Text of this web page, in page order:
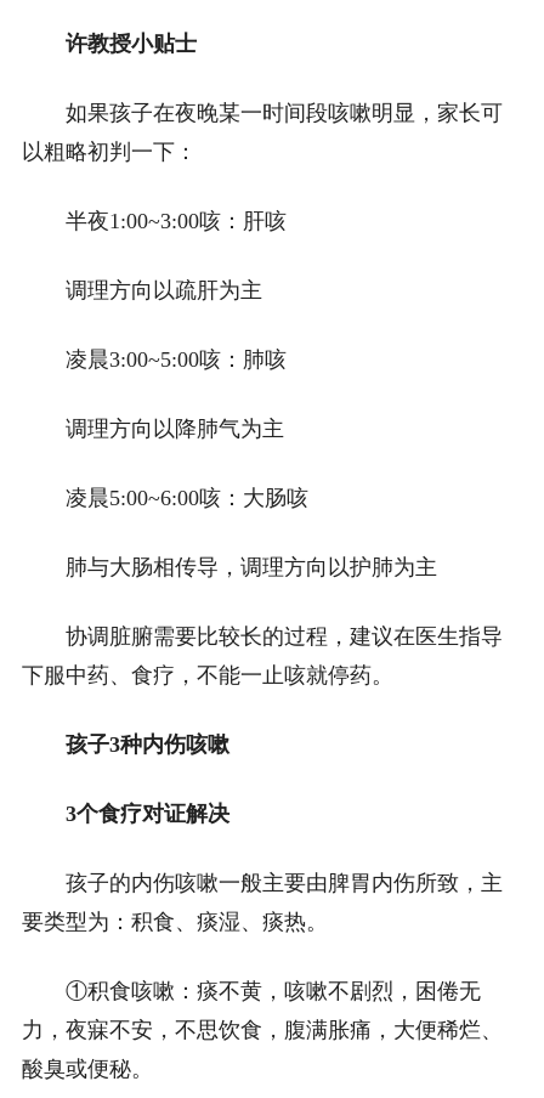
许教授小贴士
如果孩子在夜晚某一时间段咳嗽明显，家长可
以粗略初判一下：
半夜1:00~3:00咳：肝咳
调理方向以疏肝为主
凌晨3:00~5:00咳：肺咳
调理方向以降肺气为主
凌晨5:00~6:00咳：大肠咳
肺与大肠相传导，调理方向以护肺为主
协调脏腑需要比较长的过程，建议在医生指导
下服中药、食疗，不能一止咳就停药。
孩子3种内伤咳嗽
3个食疗对证解决
孩子的内伤咳嗽一般主要由脾胃内伤所致，主
要类型为：积食、痰湿、痰热。
①积食咳嗽：痰不黄，咳嗽不剧烈，困倦无
力，夜寐不安，不思饮食，腹满胀痛，大便稀烂、
酸臭或便秘。